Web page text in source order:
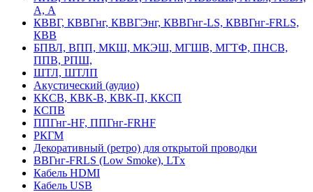
А, А
КВВГ, КВВГнг, КВВГЭнг, КВВГнг-LS, КВВГнг-FRLS,
КВВ
БПВЛ, ВПП, МКШ, МКЭШ, МГШВ, МГТФ, ПНСВ,
ППВ, РПШ,
ШТЛ, ШТЛП
Акустический (аудио)
ККСВ, КВК-В, КВК-П, ККСП
КСПВ
ППГнг-HF, ППГнг-FRHF
РКГМ
Декоративный (ретро) для открытой проводки
ВВГнг-FRLS (Low Smoke), LTx
Кабель HDMI
Кабель USB